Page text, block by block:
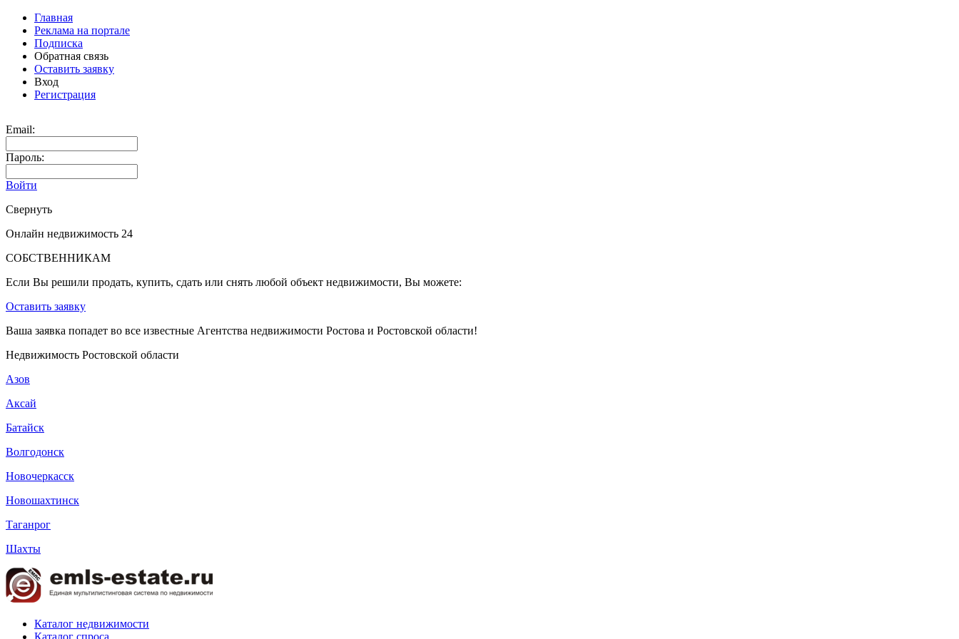
Главная
Реклама на портале
Подписка
Обратная связь
Оставить заявку
Вход
Регистрация
Email:
Пароль:
Войти
Свернуть
Онлайн недвижимость 24
СОБСТВЕННИКАМ
Если Вы решили продать, купить, сдать или снять любой объект недвижимости, Вы можете:
Оставить заявку
Ваша заявка попадет во все известные Агентства недвижимости Ростова и Ростовской области!
Недвижимость Ростовской области
Азов
Аксай
Батайск
Волгодонск
Новочеркасск
Новошахтинск
Таганрог
Шахты
Каталог недвижимости
Каталог спроса